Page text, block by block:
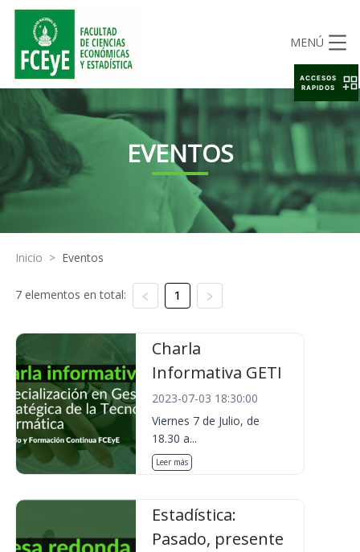
MENÚ
EVENTOS
Inicio > Eventos
7 elementos en total: 1
Charla
Informativa GETI
2023-07-03 18:30:00
Viernes 7 de Julio, de
18.30 a...
Leer más
Estadística:
Pasado, presente
ACCESOS
RAPIDOS